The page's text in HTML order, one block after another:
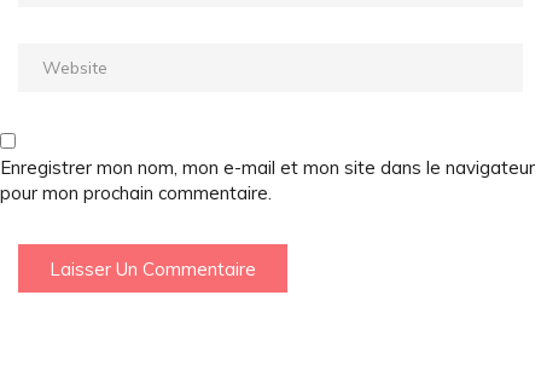
Enregistrer mon nom, mon e-mail et mon site dans le navigateur
pour mon prochain commentaire.